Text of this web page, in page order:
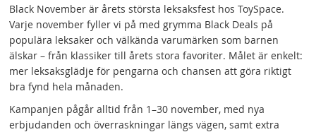
Black November är årets största leksaksfest hos ToySpace.
Varje november fyller vi på med grymma Black Deals på
populära leksaker och välkända varumärken som barnen
älskar – från klassiker till årets stora favoriter. Målet är enkelt:
mer leksaksglädje för pengarna och chansen att göra riktigt
bra fynd hela månaden.
Kampanjen pågår alltid från 1–30 november, med nya
erbjudanden och överraskningar längs vägen, samt extra